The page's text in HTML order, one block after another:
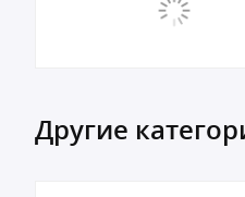
Другие